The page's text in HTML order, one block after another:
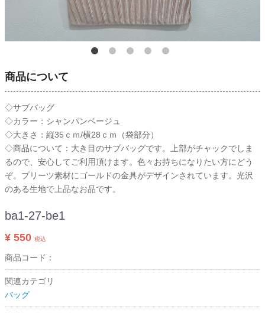
商品について
◇サブバッグ
◇カラー：シャンパンベージュ
◇大きさ：縦35ｃｍ/横28ｃｍ（袋部分）
◇商品について：大き目のサブバッグです。上部がチャックでしま
るので、安心してご利用頂けます。色々お持ちになりたい方にどう
ぞ。プリーツ素材にゴールドの金具がデザインされています。光沢
のある生地で上品なお品です。
ba1-27-be1
¥ 550 税込
商品コード：
関連カテゴリ
バッグ